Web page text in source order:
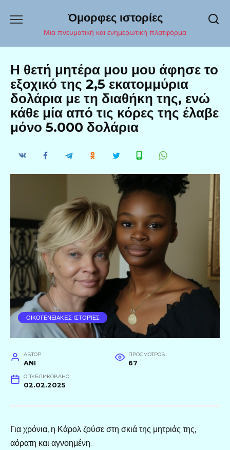
содержанию
Όμορφες ιστορίες
Μια πνευματική και ενημερωτική πλατφόρμα
Η θετή μητέρα μου μου άφησε το
εξοχικό της 2,5 εκατομμύρια
δολάρια με τη διαθήκη της, ενώ
κάθε μία από τις κόρες της έλαβε
μόνο 5.000 δολάρια
ΟΙΚΟΓΕΝΕΙΑΚΈΣ ΙΣΤΟΡΊΕΣ
АВТОР
ANI
ПРОСМОТРОВ
67
ОПУБЛИКОВАНО
02.02.2025
Για χρόνια, η Κάρολ ζούσε στη σκιά της μητριάς της,
αόρατη και αγνοημένη.